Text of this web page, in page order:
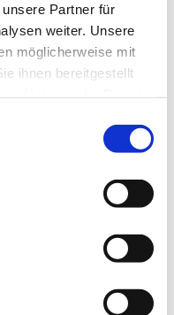
Partner für
weiter. Unsere
möglicherweise mit
ihnen bereitgestellt